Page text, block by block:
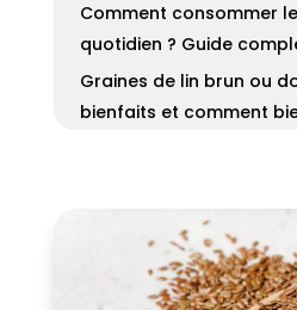
Comment consommer
quotidien ? Guide
Graines de lin brun ou
bienfaits et comment